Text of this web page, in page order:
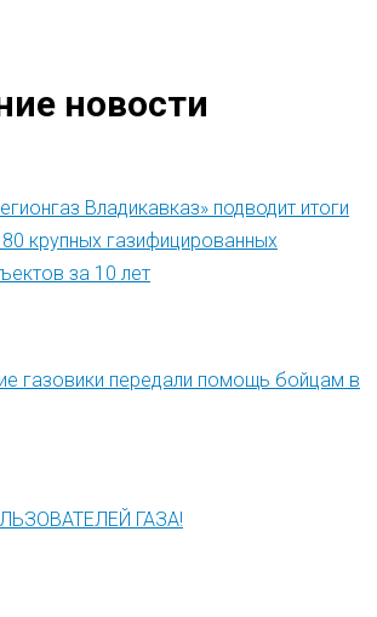
новости
Владикавказ» подводит итоги
крупных газифицированных
за 10 лет
газовики передали помощь бойцам в
ГАЗА!